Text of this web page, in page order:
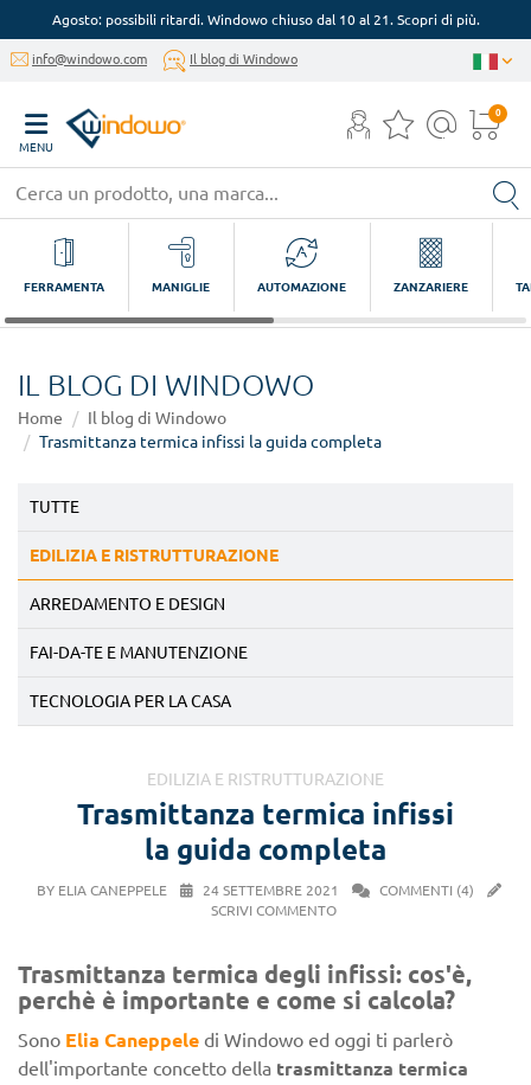
Agosto: possibili ritardi. Windowo chiuso dal 10 al 21. Scopri di più.
info@windowo.com Il blog di Windowo
MENU
0
FERRAMENTA MANIGLIE AUTOMAZIONE ZANZARIERE
IL BLOG DI WINDOWO
Home
Il blog di Windowo
Trasmittanza termica infissi la guida completa
TUTTE
EDILIZIA E RISTRUTTURAZIONE
ARREDAMENTO E DESIGN
FAI-DA-TE E MANUTENZIONE
TECNOLOGIA PER LA CASA
EDILIZIA E RISTRUTTURAZIONE
Trasmittanza termica infissi
la guida completa
BY ELIA CANEPPELE 24 SETTEMBRE 2021
COMMENTI (4)
SCRIVI COMMENTO
Trasmittanza termica degli infissi: cos'è,
perchè è importante e come si calcola?
Sono Elia Caneppele di Windowo ed oggi ti parlerò
dell'importante concetto della trasmittanza termica